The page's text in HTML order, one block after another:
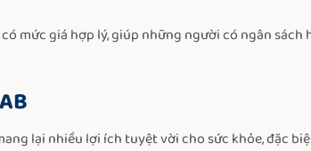
mức giá hợp lý, giúp những người có ngân sách
lại nhiều lợi ích tuyệt vời cho sức khỏe, đặc